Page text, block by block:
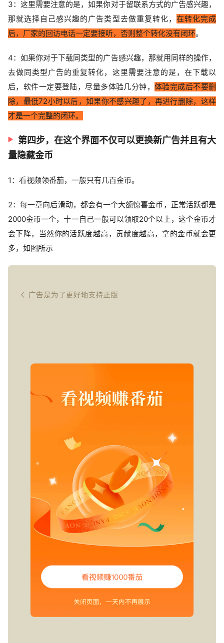
3：这里需要注意的是，如果你对于留联系方式的广告感兴趣，
那就选择自己感兴趣的广告类型去做重复转化， 在转化完成
后，厂家的回访电话一定要接听，否则整个转化没有闭环。
4：如果你对于下载同类型的广告感兴趣，那就用同样的操作，
去做同类型广告的重复转化，这里需要注意的是，在下载以
后，软件一定要登陆，尽量多体验几分钟，体验完成后不要删
除，最低72小时以后，如果你不感兴趣了，再进行删除，这样
才是一个完整的闭环。
第四步，在这个界面不仅可以更换新广告并且有大
量隐藏金币
1：看视频领番茄，一般只有几百金币。
2：每一章向后滑动，都会有一个大额惊喜金币，正常活跃都是
2000金币一个，十一自己一般可以领取20个以上，这个金币才
会下降，当然你的活跃度越高，贡献度越高，拿的金币就会更
多，如图所示